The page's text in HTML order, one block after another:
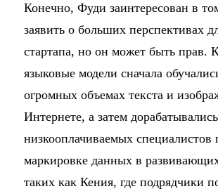
Конечно, Фуди заинтересован в
заявить о больших перспективах
стартапа, но он может быть прав.
языковые модели сначала
огромных объемах текста и
Интернете, а затем
низкооплачиваемых специалистов
маркировке данных в
таких как Кения, где подрядчики